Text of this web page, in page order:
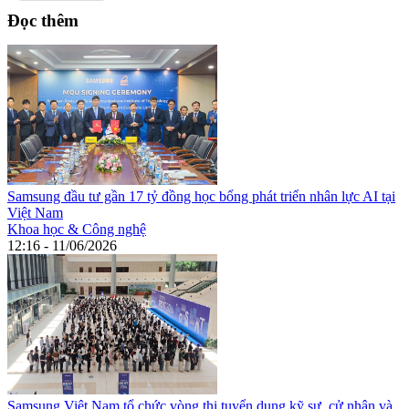
Đọc thêm
Samsung đầu tư gần 17 tỷ đồng học bổng phát triển nhân lực AI tại
Việt Nam
Khoa học & Công nghệ
12:16 - 11/06/2026